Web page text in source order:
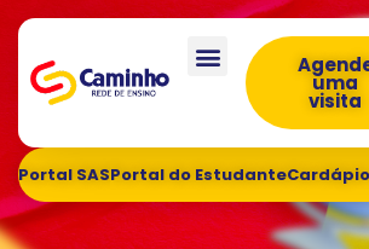
uma
visita
Portal SASPortal do Estudante